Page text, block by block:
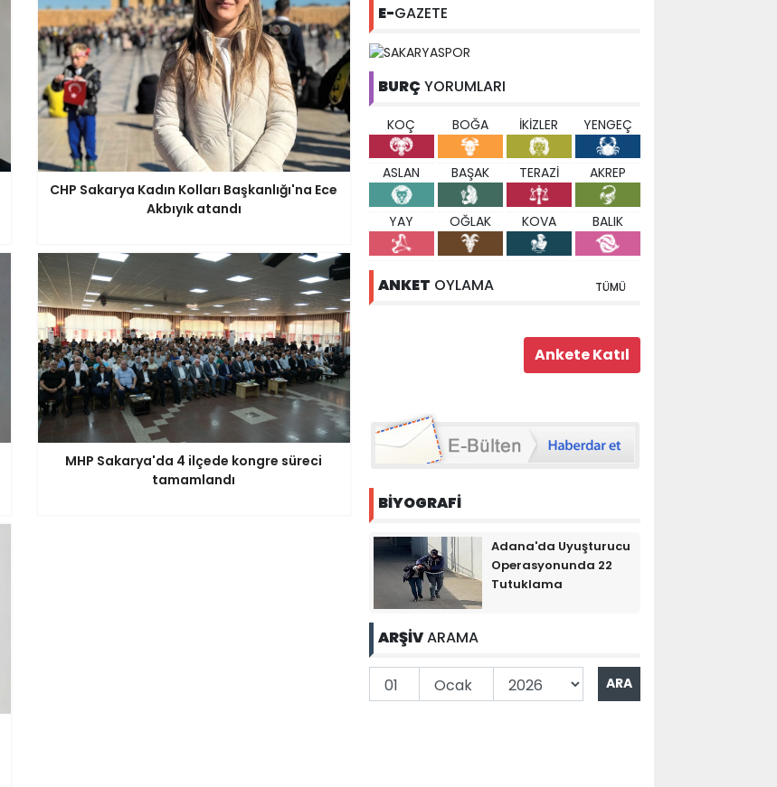
CHP Sakarya Kadın Kolları Başkanlığı'na Ece
Akbıyık atandı
MHP Sakarya'da 4 ilçede kongre süreci
tamamlandı
E-GAZETE
BURÇ YORUMLARI
KOÇ BOĞA İKİZLER YENGEÇ
ASLAN BAŞAK TERAZİ AKREP
YAY OĞLAK KOVA BALIK
ANKET OYLAMA TÜMÜ
BİYOGRAFİ
Adana'da Uyuşturucu
Operasyonunda 22
Tutuklama
ARŞİVARAMA